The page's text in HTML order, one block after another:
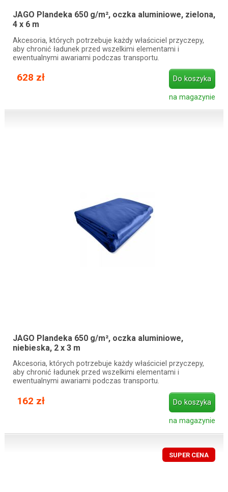
JAGO Plandeka 650 g/m², oczka aluminiowe, zielona,
4 x 6 m
Akcesoria, których potrzebuje każdy właściciel przyczepy,
aby chronić ładunek przed wszelkimi elementami i
ewentualnymi awariami podczas transportu.
628 zł Do koszyka
na magazynie
JAGO Plandeka 650 g/m², oczka aluminiowe,
niebieska, 2 x 3 m
Akcesoria, których potrzebuje każdy właściciel przyczepy,
aby chronić ładunek przed wszelkimi elementami i
ewentualnymi awariami podczas transportu.
162 zł Do koszyka
na magazynie
SUPER CENA